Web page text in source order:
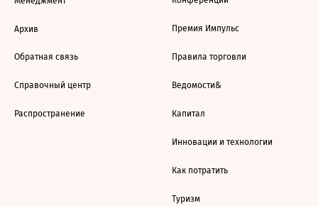
Архив
Обратная связь
Справочный центр
Распространение
Премия Импульс
Правила торговли
Ведомости&
Капитал
Инновации и технологии
Как потратить
Туризм